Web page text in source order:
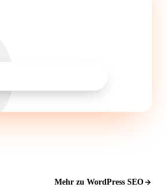
Mehr zu WordPress SEO